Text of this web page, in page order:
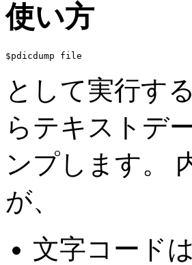
使い方
$pdicdump file
として実行す
らテキストデ
ンプします。
が、
文字コード